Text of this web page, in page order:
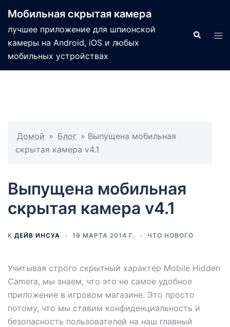
Мобильная скрытая камера
лучшее приложение для шпионской
камеры на Android, iOS и любых
мобильных устройствах
Домой » Блог » Выпущена мобильная
скрытая камера v4.1
Выпущена мобильная
скрытая камера v4.1
К ДЕЙВ ИНСУА 19 МАРТА 2014 Г. ЧТО НОВОГО
Учитывая строго скрытный характер Mobile Hidden
Camera, мы знаем, что это не самое удобное
приложение в игровом магазине. Это просто
потому, что мы ставим конфиденциальность и
безопасность пользователей на наш главный